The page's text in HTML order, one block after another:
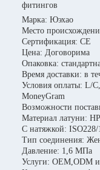
фитингов
Марка: Юэхао
Место
Сертификация: CE
Цена: Договорима
Опаковка:
Время доставки: в
Условия оплаты: L/
MoneyGram
Возможности
Материал латуни:
С натяжкой: ISO228/
Тип соединения:
Давление: 1,6 МПа
Услуги: OEM,ODM